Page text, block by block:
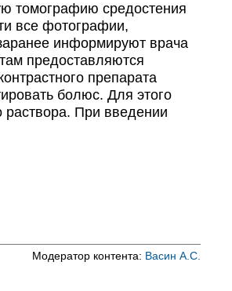
томографию средостения
все фотографии,
информируют врача
предоставляются
препарата
болюс. Для этого
раствора. При введении
Модератор контента: Васин А.С.